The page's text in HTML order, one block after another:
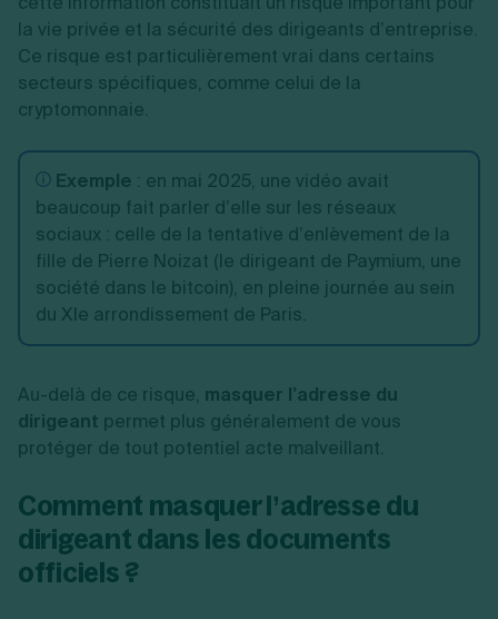
la vie privée et la sécurité des dirigeants d’entreprise.
Ce risque est particulièrement vrai dans certains
secteurs spécifiques, comme celui de la
cryptomonnaie.
Exemple : en mai 2025, une vidéo avait
beaucoup fait parler d’elle sur les réseaux
sociaux : celle de la tentative d’enlèvement de la
fille de Pierre Noizat (le dirigeant de Paymium, une
société dans le bitcoin), en pleine journée au sein
du XIe arrondissement de Paris.
Au-delà de ce risque, masquer l’adresse du
dirigeant permet plus généralement de vous
protéger de tout potentiel acte malveillant.
Comment masquer l’adresse du
dirigeant dans les documents
officiels ?